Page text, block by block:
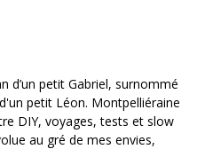
d’un petit Gabriel, surnommé
petit Léon. Montpelliéraine
DIY, voyages, tests et slow
au gré de mes envies,